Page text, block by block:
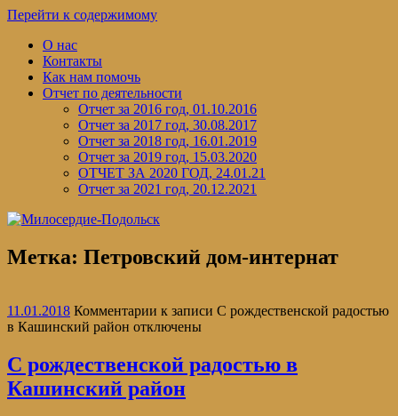
Перейти к содержимому
О нас
Контакты
Как нам помочь
Отчет по деятельности
Отчет за 2016 год, 01.10.2016
Отчет за 2017 год, 30.08.2017
Отчет за 2018 год, 16.01.2019
Отчет за 2019 год, 15.03.2020
ОТЧЕТ ЗА 2020 ГОД, 24.01.21
Отчет за 2021 год, 20.12.2021
Метка: Петровский дом-интернат
11.01.2018 Комментарии к записи С рождественской радостью
в Кашинский район отключены
С рождественской радостью в
Кашинский район